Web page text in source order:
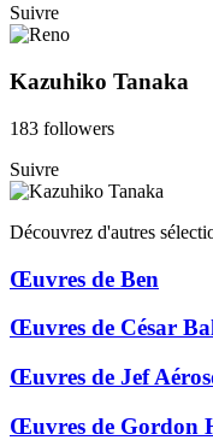
Suivre
Kazuhiko Tanaka
183 followers
Suivre
Découvrez d'autres
Œuvres de Ben
Œuvres de César
Œuvres de Jef
Œuvres de Gordon